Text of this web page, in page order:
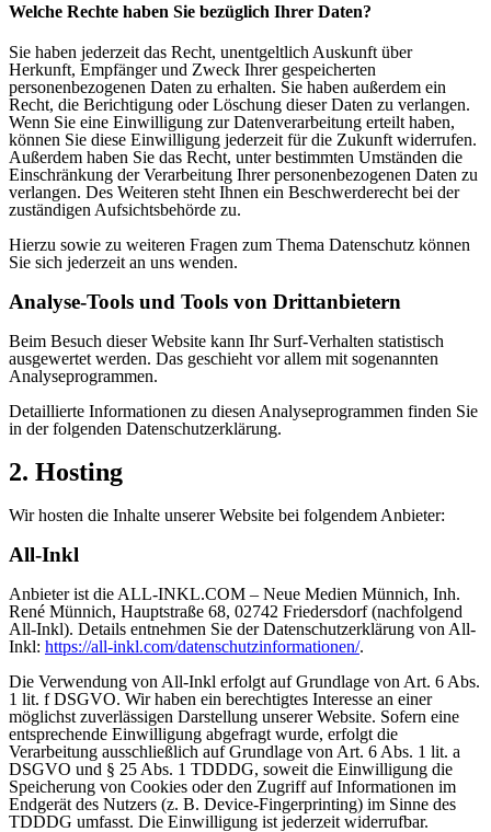
Welche Rechte haben Sie bezüglich Ihrer Daten?
Sie haben jederzeit das Recht, unentgeltlich Auskunft über
Herkunft, Empfänger und Zweck Ihrer gespeicherten
personenbezogenen Daten zu erhalten. Sie haben außerdem ein
Recht, die Berichtigung oder Löschung dieser Daten zu verlangen.
Wenn Sie eine Einwilligung zur Datenverarbeitung erteilt haben,
können Sie diese Einwilligung jederzeit für die Zukunft widerrufen.
Außerdem haben Sie das Recht, unter bestimmten Umständen die
Einschränkung der Verarbeitung Ihrer personenbezogenen Daten zu
verlangen. Des Weiteren steht Ihnen ein Beschwerderecht bei der
zuständigen Aufsichtsbehörde zu.
Hierzu sowie zu weiteren Fragen zum Thema Datenschutz können
Sie sich jederzeit an uns wenden.
Analyse-Tools und Tools von Dritt­anbietern
Beim Besuch dieser Website kann Ihr Surf-Verhalten statistisch
ausgewertet werden. Das geschieht vor allem mit sogenannten
Analyseprogrammen.
Detaillierte Informationen zu diesen Analyseprogrammen finden Sie
in der folgenden Datenschutzerklärung.
2. Hosting
Wir hosten die Inhalte unserer Website bei folgendem Anbieter:
All-Inkl
Anbieter ist die ALL-INKL.COM – Neue Medien Münnich, Inh.
René Münnich, Hauptstraße 68, 02742 Friedersdorf (nachfolgend
All-Inkl). Details entnehmen Sie der Datenschutzerklärung von All-
Inkl: https://all-inkl.com/datenschutzinformationen/.
Die Verwendung von All-Inkl erfolgt auf Grundlage von Art. 6 Abs.
1 lit. f DSGVO. Wir haben ein berechtigtes Interesse an einer
möglichst zuverlässigen Darstellung unserer Website. Sofern eine
entsprechende Einwilligung abgefragt wurde, erfolgt die
Verarbeitung ausschließlich auf Grundlage von Art. 6 Abs. 1 lit. a
DSGVO und § 25 Abs. 1 TDDDG, soweit die Einwilligung die
Speicherung von Cookies oder den Zugriff auf Informationen im
Endgerät des Nutzers (z. B. Device-Fingerprinting) im Sinne des
TDDDG umfasst. Die Einwilligung ist jederzeit widerrufbar.